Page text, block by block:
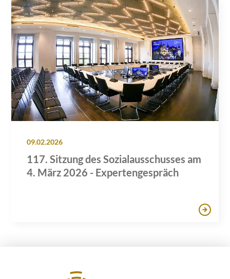
09.02.2026
117. Sitzung des Sozialausschusses am
4. März 2026 - Expertengespräch